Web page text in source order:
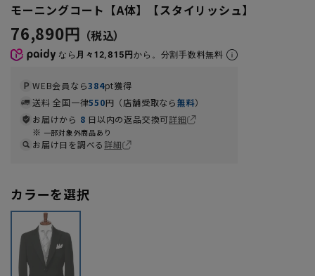
モーニングコート【A体】【スタイリッシュ】
76,890円
なら 月々12,815円から。分割手数料無料
WEB会員なら384pt獲得
送料 全国一律550円（店舗受取なら無料）
お届けから 8 日以内の返品交換可詳細
一部対象外商品あり
お届け日を調べる詳細
カラーを選択